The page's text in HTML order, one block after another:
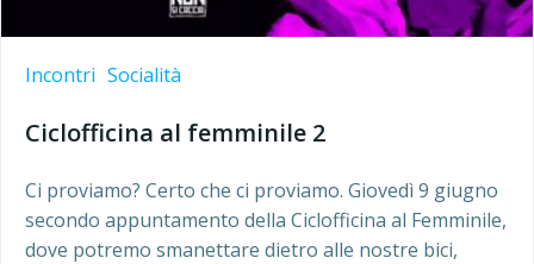
Incontri Socialità
Ciclofficina al femminile 2
Ci proviamo? Certo che ci proviamo. Giovedì 9 giugno
secondo appuntamento della Ciclofficina al Femminile,
dove potremo smanettare dietro alle nostre bici,